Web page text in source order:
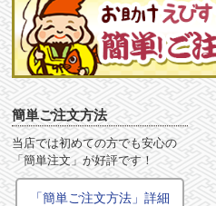
簡単ご注文方法
当店では初めての方でも安心の
「簡単注文」が好評です！
「簡単ご注文方法」詳細